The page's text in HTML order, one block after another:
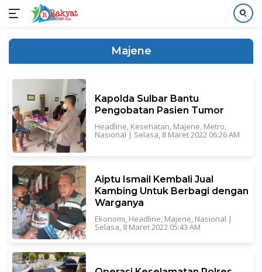
Majene
Kapolda Sulbar Bantu
Pengobatan Pasien Tumor
Headline, Kesehatan, Majene, Metro,
Nasional | Selasa, 8 Maret 2022 06:26 AM
Aiptu Ismail Kembali Jual
Kambing Untuk Berbagi dengan
Warganya
Ekonomi, Headline, Majene, Nasional |
Selasa, 8 Maret 2022 05:43 AM